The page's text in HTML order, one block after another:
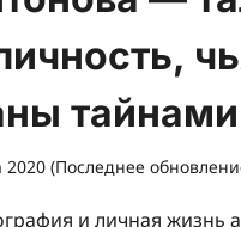
2020 (Последнее